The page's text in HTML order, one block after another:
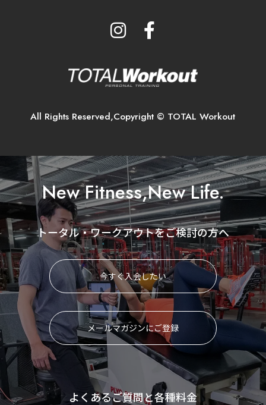
All Rights Reserved,Copyright © TOTAL Workout
New Fitness,New Life.
トータル・ワークアウトをご検討の方へ
今すぐ入会したい
メールマガジンにご登録
よくあるご質問と各種料金